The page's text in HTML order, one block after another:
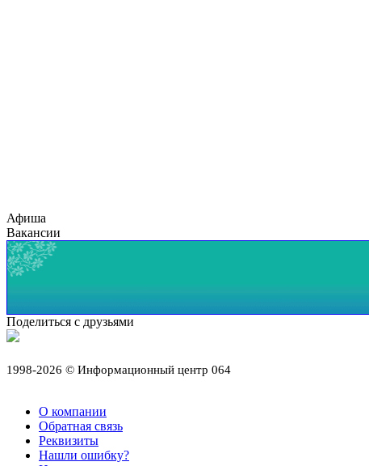
Афиша
Вакансии
Поделиться с друзьями
1998-2026 © Информационный центр 064
О компании
Обратная связь
Реквизиты
Нашли ошибку?